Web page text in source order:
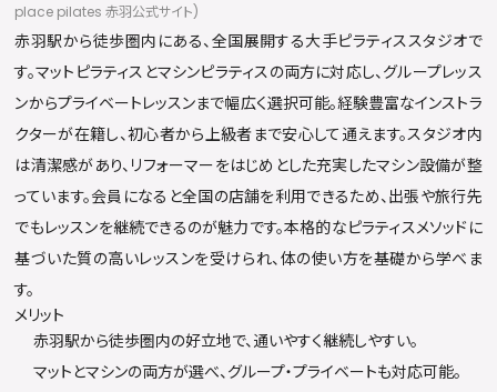
place pilates 赤羽公式サイト)
赤羽駅から徒歩圏内にある、全国展開する大手ピラティススタジオで
す。マットピラティスとマシンピラティスの両方に対応し、グループレッス
ンからプライベートレッスンまで幅広く選択可能。経験豊富なインストラ
クターが在籍し、初心者から上級者まで安心して通えます。スタジオ内
は清潔感があり、リフォーマーをはじめとした充実したマシン設備が整
っています。会員になると全国の店舗を利用できるため、出張や旅行先
でもレッスンを継続できるのが魅力です。本格的なピラティスメソッドに
基づいた質の高いレッスンを受けられ、体の使い方を基礎から学べま
す。
メリット
赤羽駅から徒歩圏内の好立地で、通いやすく継続しやすい。
マットとマシンの両方が選べ、グループ・プライベートも対応可能。